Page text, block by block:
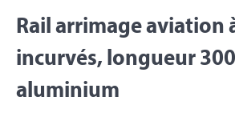
Rail arrimage aviation
incurvés, longueur
aluminium